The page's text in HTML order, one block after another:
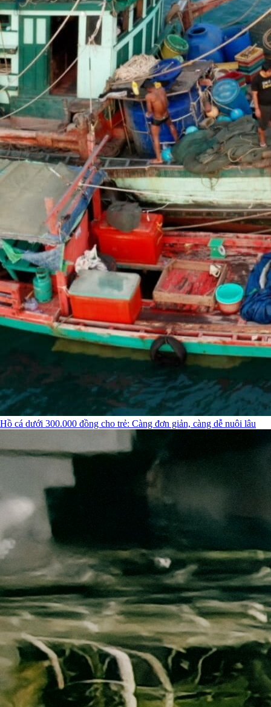
Hồ cá dưới 300.000 đồng cho trẻ: Càng đơn giản, càng dễ nuôi lâu